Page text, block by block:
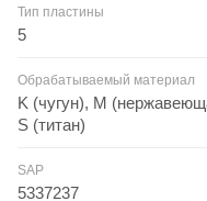
Тип пластины
5
Обрабатываемый материал
K (чугун), M
S (титан)
SAP
5337237